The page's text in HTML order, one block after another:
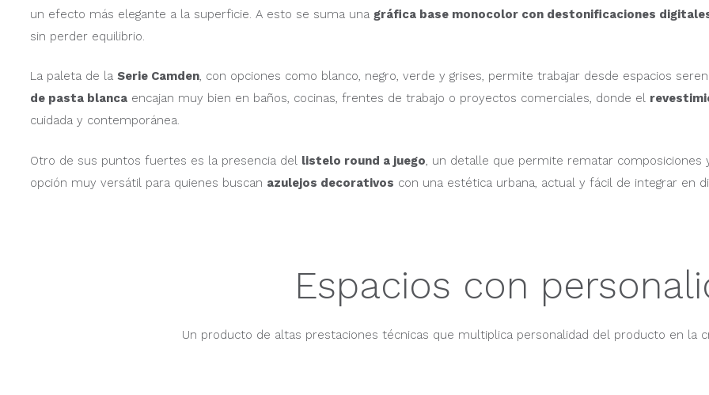
un efecto más elegante a la superficie. A esto se suma una gráfica base monocolor con destonificaciones
sin perder equilibrio.
La paleta de la Serie Camden, con opciones como blanco, negro, verde y grises, permite trabajar desde espacios
de pasta blancaencajan muy bien en baños, cocinas, frentes de trabajo o proyectos comerciales, donde el
cuidada y contemporánea.
Otro de sus puntos fuertes es la presencia del listelo round a juego, un detalle que permite rematar composiciones
opción muy versátil para quienes buscan azulejos decorativos con una estética urbana, actual y fácil de integrar en
Espacios con
Un producto de altas prestaciones técnicas que multiplica personalidad del producto en la